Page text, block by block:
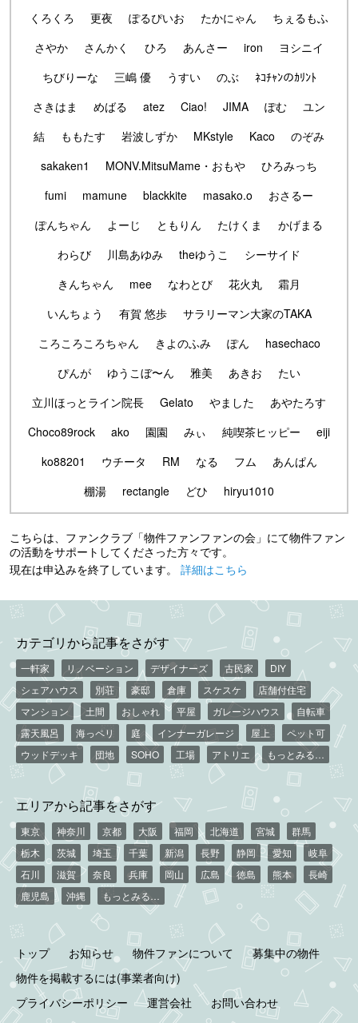
くろくろ
更夜 ぽるぴいお たかにゃん
ちぇるもふ
さやか
さんかく ひろ あんさー iron
ヨシニイ
ちびりーな
三嶋 優 うすい のぶ
ﾈｺﾁｬﾝのｶﾘﾝﾄ
さきはま
めばる atez Ciao! JIMA ぽむ
ユン
結
ももたす 岩波しずか MKstyle Kaco
のぞみ
sakaken1
MONV.MitsuMame・おもや
ひろみっち
fumi
mamune blackkite masako.o
おさるー
ぽんちゃん
よーじ ともりん たけくま
かげまる
わらび
川島あゆみ theゆうこ
シーサイド
きんちゃん
mee なわとび 花火丸
霜月
いんちょう
有賀 悠歩
サラリーマン大家のTAKA
ころころころちゃん
きよのふみ ぽん
hasechaco
ぴんが
ゆうこぼ〜ん 雅美 あきお
たい
立川ほっとライン院長
Gelato やました
あやたろす
Choco89rock
ako 園園 みぃ 純喫茶ヒッピー
eiji
ko88201
ウチータ RM なる フム
あんぱん
棚湯
rectangle どひ hiryu1010
こちらは、ファンクラブ「物件ファンファンの会」にて物件ファン
の活動をサポートしてくださった方々です。
現在は申込みを終了しています。 詳細はこちら
カテゴリから記事をさがす
一軒家 リノベーション デザイナーズ 古民家
DIY
シェアハウス
別荘 豪邸 倉庫 スケスケ
店舗付住宅
マンション
土間 おしゃれ 平屋 ガレージハウス
自転車
露天風呂
海っペリ 庭 インナーガレージ 屋上
ペット可
ウッドデッキ
団地 SOHO 工場 アトリエ もっとみる…
エリアから記事をさがす
東京 神奈川 京都 大阪 福岡 北海道 宮城
群馬
栃木
茨城 埼玉 千葉 新潟 長野 静岡 愛知
岐阜
石川
滋賀 奈良 兵庫 岡山 広島 徳島 熊本
長崎
鹿児島
沖縄 もっとみる…
トップ お知らせ 物件ファンについて
募集中の物件
物件を掲載するには(事業者向け)
プライバシーポリシー
運営会社 お問い合わせ